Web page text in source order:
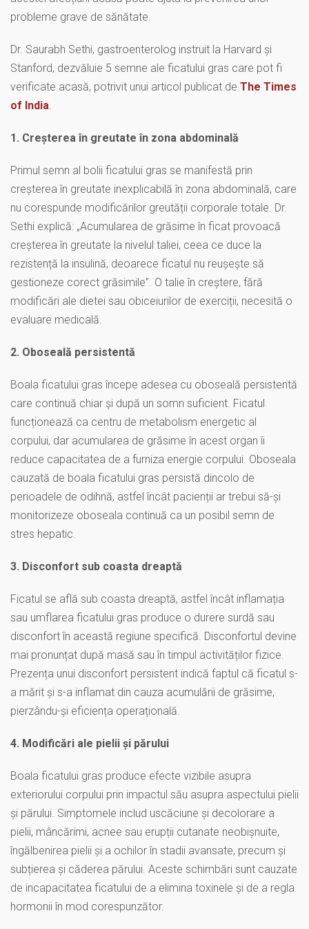
probleme grave de sănătate.
Dr. Saurabh Sethi, gastroenterolog instruit la Harvard și
Stanford, dezvăluie 5 semne ale ficatului gras care pot fi
verificate acasă, potrivit unui articol publicat de The Times
of India
1. Creșterea în greutate în zona abdominală
Primul semn al bolii ficatului gras se manifestă prin
creșterea în greutate inexplicabilă în zona abdominală, care
nu corespunde modificărilor greutății corporale totale. Dr.
Sethi explică: „Acumularea de grăsime în ficat provoacă
creșterea în greutate la nivelul taliei, ceea ce duce la
rezistență la insulină, deoarece ficatul nu reușește să
gestioneze corect grăsimile”. O talie în creștere, fără
modificări ale dietei sau obiceiurilor de exerciții, necesită o
evaluare medicală.
2. Oboseală persistentă
Boala ficatului gras începe adesea cu oboseală persistentă
care continuă chiar și după un somn suficient. Ficatul
funcționează ca centru de metabolism energetic al
corpului, dar acumularea de grăsime în acest organ îi
reduce capacitatea de a furniza energie corpului. Oboseala
cauzată de boala ficatului gras persistă dincolo de
perioadele de odihnă, astfel încât pacienții ar trebui să-și
monitorizeze oboseala continuă ca un posibil semn de
stres hepatic.
3. Disconfort sub coasta dreaptă
Ficatul se află sub coasta dreaptă, astfel încât inflamația
sau umflarea ficatului gras produce o durere surdă sau
disconfort în această regiune specifică. Disconfortul devine
mai pronunțat după masă sau în timpul activităților fizice.
Prezența unui disconfort persistent indică faptul că ficatul s-
a mărit și s-a inflamat din cauza acumulării de grăsime,
pierzându-și eficiența operațională.
4. Modificări ale pielii și părului
Boala ficatului gras produce efecte vizibile asupra
exteriorului corpului prin impactul său asupra aspectului pielii
și părului. Simptomele includ uscăciune și decolorare a
pielii, mâncărimi, acnee sau erupții cutanate neobișnuite,
îngălbenirea pielii și a ochilor în stadii avansate, precum și
subțierea și căderea părului. Aceste schimbări sunt cauzate
de incapacitatea ficatului de a elimina toxinele și de a regla
hormonii în mod corespunzător.